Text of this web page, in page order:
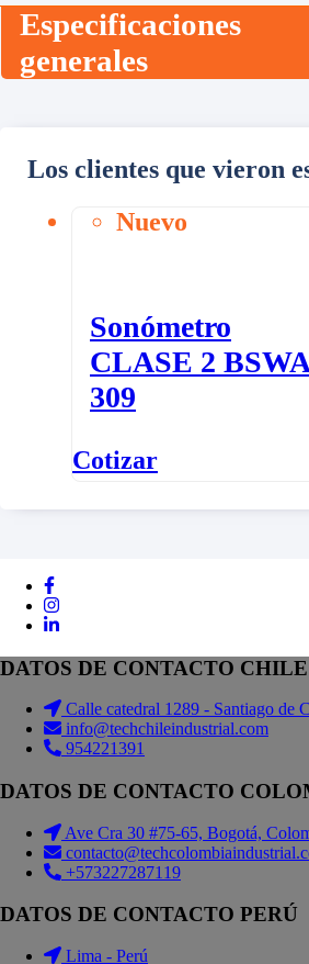
Especificaciones
generales
Los clientes que vieron
Nuevo
Sonómetro
CLASE 2
309
Cotizar
DATOS DE CONTACTO CHILE
Calle catedral 1289 - Santiago de
info@techchileindustrial.com
954221391
DATOS DE CONTACTO
Ave Cra 30 #75-65, Bogotá,
+573227287119
DATOS DE CONTACTO PERÚ
Lima - Perú